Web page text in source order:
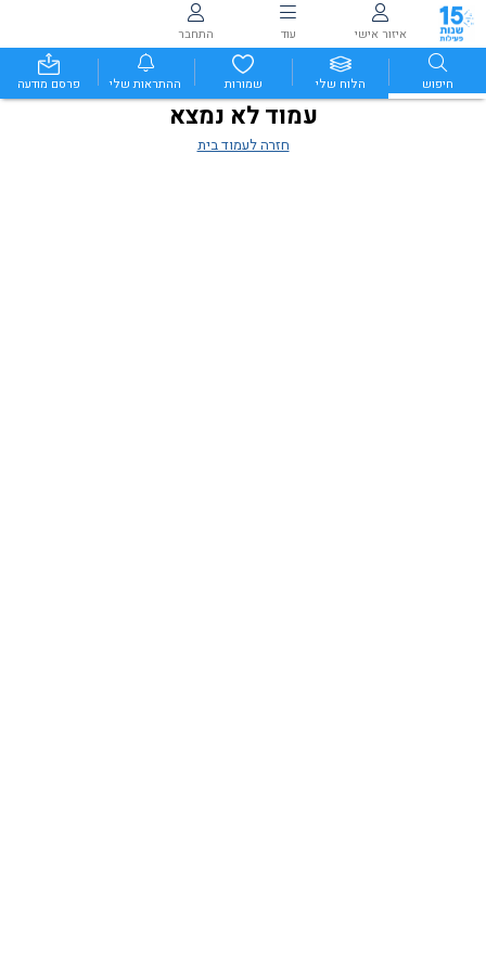
איזור אישי עוד התחבר
חיפוש הלוח שלי שמורות ההתראות שלי פרסם מודעה
עמוד לא נמצא
חזרה לעמוד בית